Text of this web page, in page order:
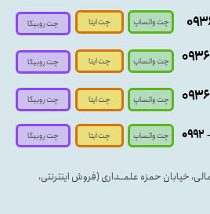
خیابان حمزه علمــداری (فروش اینترنتی،
۰۹۳۶
۰۹۳۶
- ۰۹۹۲
چت واتساپ
چت واتساپ
چت واتساپ
چت واتساپ
چت ایتا
چت ایتا
چت ایتا
چت ایتا
چت روبیکا
چت روبیکا
چت روبیکا
چت روبیکا